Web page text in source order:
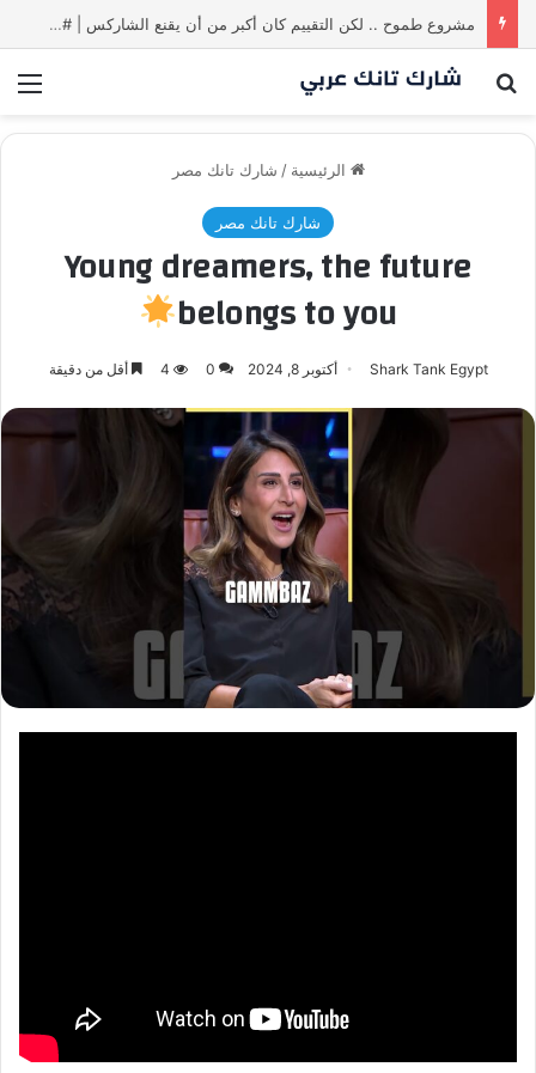
مشروع طموح .. لكن التقييم كان أكبر من أن يقنع الشاركس | #شارك تانك لعراق
بحث عن
الرئيسية / شارك تانك مصر
شارك تانك مصر
Young dreamers, the future
belongs to you
Shark Tank Egypt أكتوبر 8, 2024 0
4 أقل من دقيقة